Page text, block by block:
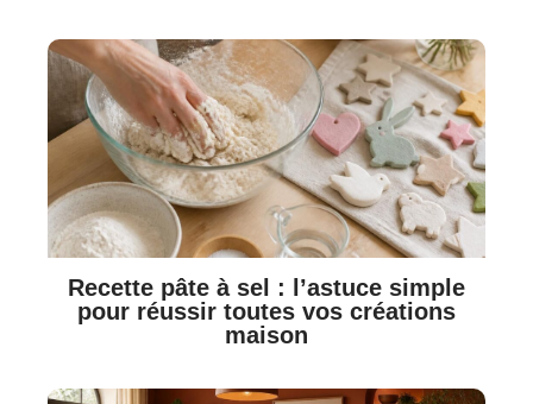
Recette pâte à sel : l’astuce simple
pour réussir toutes vos créations
maison